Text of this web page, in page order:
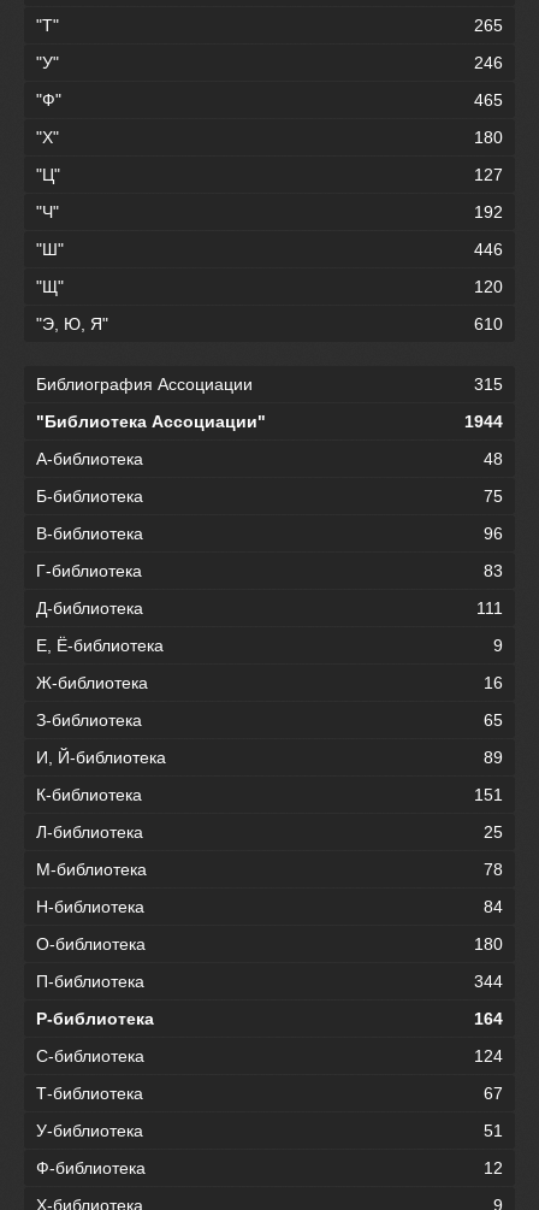
"Т"
265
"У"
246
"Ф"
465
"Х"
180
"Ц"
127
"Ч"
192
"Ш"
446
"Щ"
120
"Э, Ю, Я"
610
Библиография Ассоциации
315
"Библиотека Ассоциации"
1944
А-библиотека
48
Б-библиотека
75
В-библиотека
96
Г-библиотека
83
Д-библиотека
111
Е, Ё-библиотека
9
Ж-библиотека
16
З-библиотека
65
И, Й-библиотека
89
К-библиотека
151
Л-библиотека
25
М-библиотека
78
Н-библиотека
84
О-библиотека
180
П-библиотека
344
Р-библиотека
164
С-библиотека
124
Т-библиотека
67
У-библиотека
51
Ф-библиотека
12
Х-библиотека
9